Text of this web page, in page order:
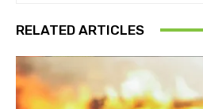
RELATED ARTICLES